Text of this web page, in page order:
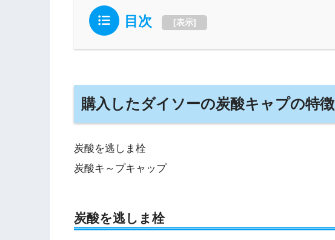
目次 [表示]
購入したダイソーの炭酸キャプの特徴
炭酸を逃しま栓
炭酸キ～プキャップ
炭酸を逃しま栓